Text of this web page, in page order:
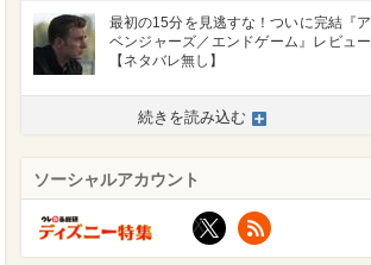
最初の15分を見逃すな！ついに完結『ア
ベンジャーズ／エンドゲーム』レビュー
【ネタバレ無し】
続きを読み込む
ソーシャルアカウント
X